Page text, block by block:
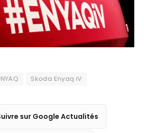
Skoda Enyaq iV
sur Google Actualités